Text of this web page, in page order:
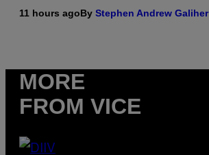
11 hours agoBy Stephen Andrew Galiher
MORE
FROM VICE